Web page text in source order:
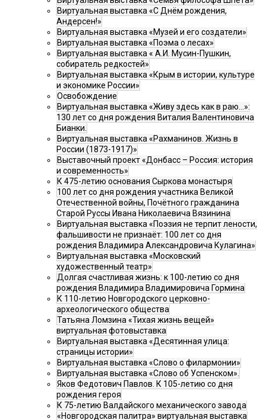
Виртуальная выставка «С Днём рождения,
Андерсен!»
Виртуальная выставка «Музей и его создатели»
Виртуальная выставка «Поэма о лесах»
Виртуальная выставка « А.И. Мусин-Пушкин,
собиратель редкостей»
Виртуальная выставка «Крым в истории, культуре
и экономике России»
Освобождение
Виртуальная выставка «Живу здесь как в раю…»:
130 лет со дня рождения Виталия Валентиновича
Бианки.
Виртуальная выставка «Рахманинов. Жизнь в
России (1873-1917)»
Выставочный проект «Донбасс – Россия: история
и современность»
К 475-летию основания Сыркова монастыря
100 лет со дня рождения участника Великой
Отечественной войны, Почётного гражданина
Старой Руссы Ивана Николаевича Вязинина
Виртуальная выставка «Поэзия не терпит лености,
фальшивости не признаёт: 100 лет со дня
рождения Владимира Александровича Кулагина»
Виртуальная выставка «Московский
художественный театр»
Долгая счастливая жизнь: к 100-летию со дня
рождения Владимира Владимировича Гормина
К 110-летию Новгородского церковно-
археологического общества
Татьяна Ломзина «Тихая жизнь вещей»
виртуальная фотовыставка
Виртуальная выставка «Десятинная улица:
страницы истории»
Виртуальная выставка «Слово о филармонии»
Виртуальная выставка «Слово об Успенском».
Яков Федотович Павлов. К 105-летию со дня
рождения героя
К 75-летию Валдайского механического завода
«Новгородская палитра» виртуальная выставка